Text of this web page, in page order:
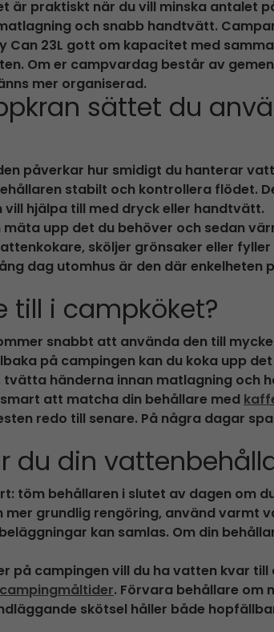
är praktiskt när du vill minska antalet
och snabb handtvätt.
Can 23L gott om kapacitet med
Om er campvardag består av
mer organiserad.
sättet du
påverkar hur smidigt du hanterar
stabilt och kontrollera flödet.
hjälpa till med dryck eller handtvätt.
upp det du behöver och sedan
sköljer grönsaker eller
dag utomhus är den där enkelheten
till i campköket?
snabbt att använda den till
på campingen kan du koka upp
händerna innan matlagning och
att matcha din behållare med
redo till senare. På några dagar
du din
töm behållaren i slutet av dagen om
grundlig rengöring, använd varmt
kan samlas. Om din
på campingen vill du ha vatten kvar
. Förvara behållare om
skötsel håller både